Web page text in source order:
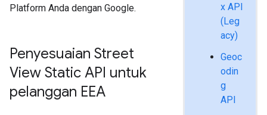
x API
(Leg
acy)
Geoc
odin
g
API
Platform Anda dengan Google.
Penyesuaian Street
View Static API untuk
pelanggan EEA